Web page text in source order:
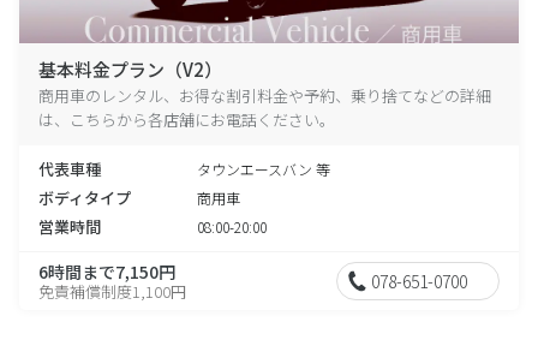
基本料金プラン（V2）
商用車のレンタル、お得な割引料金や予約、乗り捨てなどの詳細
は、こちらから各店舗にお電話ください。
代表車種 タウンエースバン 等
ボディタイプ 商用車
営業時間 08:00-20:00
6時間まで7,150円
免責補償制度1,100円 078-651-0700